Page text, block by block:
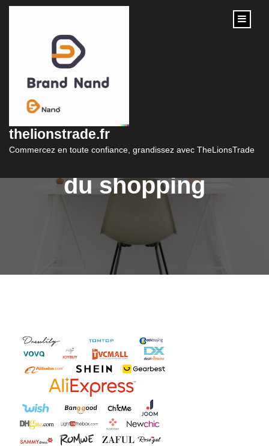
content
thelionstrade.fr
Commercez en toute confiance, grandissez avec TheLionsTrade
Le commerce en ligne
chinois : une
révolution mondiale
du shopping